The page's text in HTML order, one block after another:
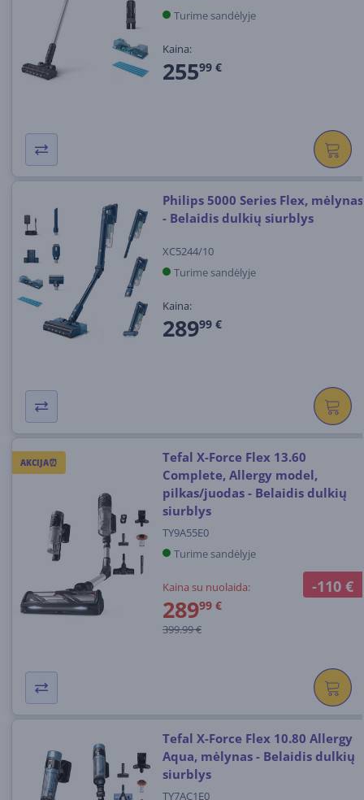
Turime sandėlyje
Kaina:
25599 €
Philips 5000 Series Flex, mėlynas
- Belaidis dulkių siurblys
XC5244/10
Turime sandėlyje
Kaina:
28999 €
AKCIJA⏰
-110 €
Tefal X-Force Flex 13.60
Complete, Allergy model,
pilkas/juodas - Belaidis dulkių
siurblys
TY9A55E0
Turime sandėlyje
Kaina su nuolaida:
28999 €
399.99 €
Tefal X-Force Flex 10.80 Allergy
Aqua, mėlynas - Belaidis dulkių
siurblys
TY7AC1E0